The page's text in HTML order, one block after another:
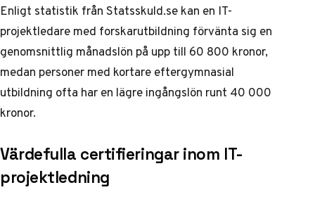
Enligt statistik frånStatsskuld.sekan en IT-
projektledare med forskarutbildning förvänta sig en
genomsnittlig månadslön på upp till 60 800 kronor,
medan personer med kortare eftergymnasial
utbildning ofta har en lägre ingångslön runt 40 000
kronor.
Värdefulla certifieringar inom IT-
projektledning